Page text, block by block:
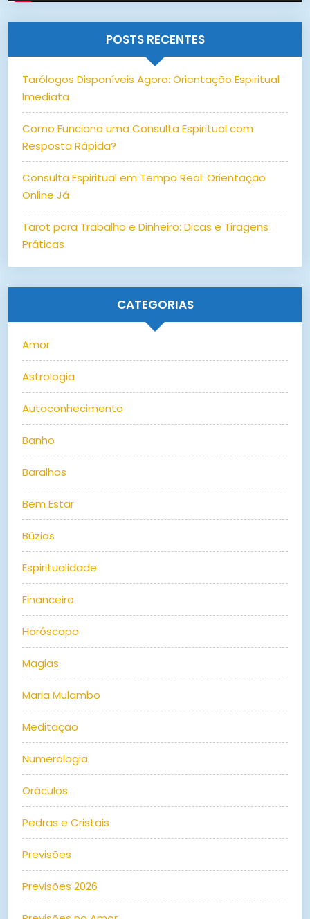
POSTS RECENTES
Tarólogos Disponíveis Agora: Orientação Espiritual
Imediata
Como Funciona uma Consulta Espiritual com
Resposta Rápida?
Consulta Espiritual em Tempo Real: Orientação
Online Já
Tarot para Trabalho e Dinheiro: Dicas e Tiragens
Práticas
CATEGORIAS
Amor
Astrologia
Autoconhecimento
Banho
Baralhos
Bem Estar
Búzios
Espiritualidade
Financeiro
Horóscopo
Magias
Maria Mulambo
Meditação
Numerologia
Oráculos
Pedras e Cristais
Previsões
Previsões 2026